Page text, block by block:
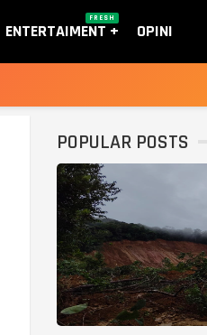
ENTERTAIMENT
FRESH
OPINI
POPULAR POSTS